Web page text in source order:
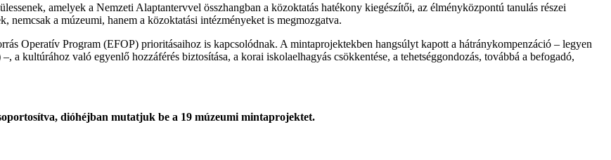
amelyek a Nemzeti Alaptantervvel összhangban a közoktatás hatékony kiegészítői, az élményközpontú tanulás részei
a múzeumi, hanem a közoktatási intézményeket is megmozgatva.
Operatív Program (EFOP) prioritásaihoz is kapcsolódnak. A mintaprojektekben hangsúlyt kapott a hátránykompenzáció – legyen
kultúrához való egyenlő hozzáférés biztosítása, a korai iskolaelhagyás csökkentése, a tehetséggondozás, továbbá a befogadó,
dióhéjban mutatjuk be a 19 múzeumi mintaprojektet.